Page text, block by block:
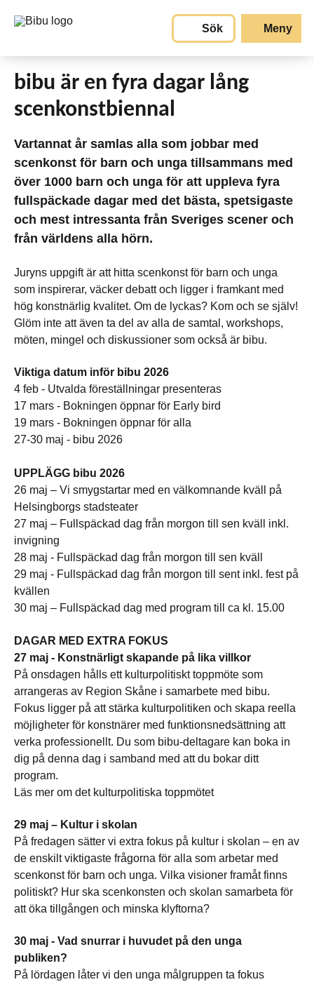
Sök
Meny
bibu är en fyra dagar lång
scenkonstbiennal
Vartannat år samlas alla som jobbar med
scenkonst för barn och unga tillsammans med
över 1000 barn och unga för att uppleva fyra
fullspäckade dagar med det bästa, spetsigaste
och mest intressanta från Sveriges scener och
från världens alla hörn.
Juryns uppgift är att hitta scenkonst för barn och unga
som inspirerar, väcker debatt och ligger i framkant med
hög konstnärlig kvalitet. Om de lyckas? Kom och se själv!
Glöm inte att även ta del av alla de samtal, workshops,
möten, mingel och diskussioner som också är bibu.
Viktiga datum inför bibu 2026
4 feb - Utvalda föreställningar presenteras
17 mars - Bokningen öppnar för Early bird
19 mars - Bokningen öppnar för alla
27-30 maj - bibu 2026
UPPLÄGG bibu 2026
26 maj – Vi smygstartar med en välkomnande kväll på
Helsingborgs stadsteater
27 maj – Fullspäckad dag från morgon till sen kväll inkl.
invigning
28 maj - Fullspäckad dag från morgon till sen kväll
29 maj - Fullspäckad dag från morgon till sent inkl. fest på
kvällen
30 maj – Fullspäckad dag med program till ca kl. 15.00
DAGAR MED EXTRA FOKUS
27 maj - Konstnärligt skapande på lika villkor
På onsdagen hålls ett kulturpolitiskt toppmöte som
arrangeras av Region Skåne i samarbete med bibu.
Fokus ligger på att stärka kulturpolitiken och skapa reella
möjligheter för konstnärer med funktionsnedsättning att
verka professionellt. Du som bibu-deltagare kan boka in
dig på denna dag i samband med att du bokar ditt
program.
Läs mer om det kulturpolitiska toppmötet
29 maj – Kultur i skolan
På fredagen sätter vi extra fokus på kultur i skolan – en av
de enskilt viktigaste frågorna för alla som arbetar med
scenkonst för barn och unga. Vilka visioner framåt finns
politiskt? Hur ska scenkonsten och skolan samarbeta för
att öka tillgången och minska klyftorna?
30 maj - Vad snurrar i huvudet på den unga
publiken?
På lördagen låter vi den unga målgruppen ta fokus